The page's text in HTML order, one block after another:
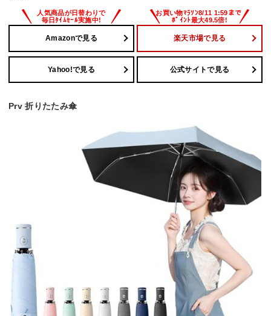
Amazonで見る 楽天市場で見る
Yahoo!で見る 公式サイトで見る
Prv 折りたたみ傘